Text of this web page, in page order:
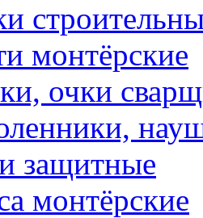
монтёрские
очки
защитные
монтёрские